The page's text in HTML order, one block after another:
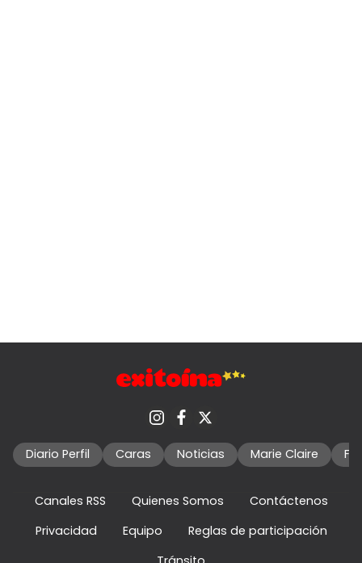
Diario Perfil Caras Noticias Marie Claire
Canales RSS Quienes Somos
Contáctenos
Privacidad
Equipo
Reglas de participación